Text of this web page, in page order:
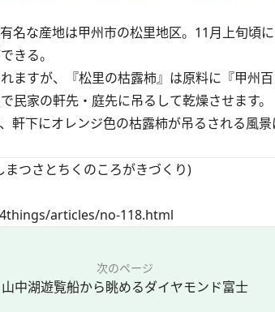
名な産地は甲州市の松里地区。11月上旬頃
きる。
ますが、『松里の枯露柿』は原料に『甲州
民家の軒先・庭先に吊るして乾燥させます。
軒下にオレンジ色の枯露柿が吊るされる風
つさとちくのころがきづくり)
articles/no-118.html
次のページ
山中湖遊覧船から眺めるダイヤモンド富士